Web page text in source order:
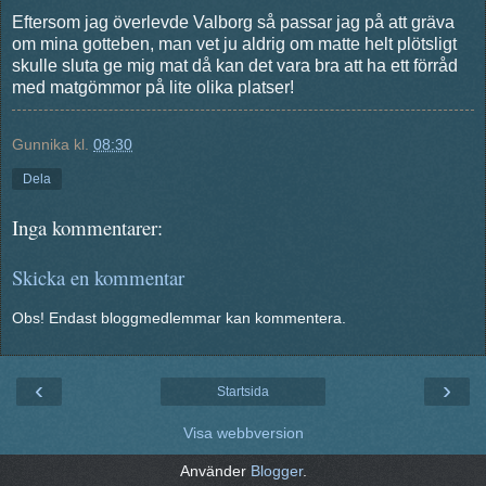
Eftersom jag överlevde Valborg så passar jag på att gräva
om mina gotteben, man vet ju aldrig om matte helt plötsligt
skulle sluta ge mig mat då kan det vara bra att ha ett förråd
med matgömmor på lite olika platser!
Gunnika kl. 08:30
Dela
Inga kommentarer:
Skicka en kommentar
Obs! Endast bloggmedlemmar kan kommentera.
‹ ›
Startsida
Visa webbversion
Använder Blogger.